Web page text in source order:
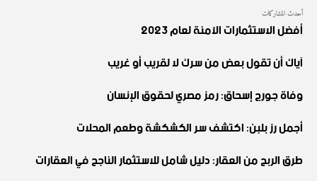
أحدث المشاركات
أفضل الاستثمارات الآمنة لعام 2023
آياك أن تقول بعض من سرك لا لقريب أو غريب
وفاة جورج إسحاق: رمز مصري لحقوق الإنسان
أجمل رز بلبن: اكتشف سر الكشكشة وطعم المحلات
طرق الربح من العقار: دليل شامل للاستثمار الناجح في العقارات